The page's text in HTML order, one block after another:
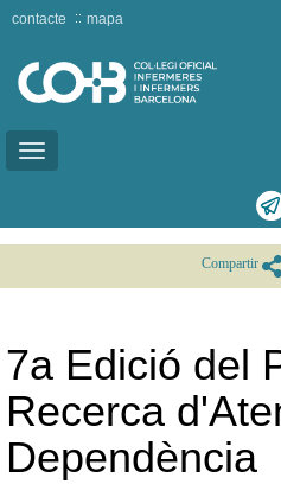
Toggle
contacte mapa
Compartir
7a Edició del
Recerca
Dependència